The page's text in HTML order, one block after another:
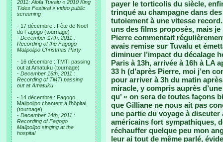
2011: Alofa Tuvalu « 2010 King
Tides Festival » video public
screening
- 17 décembre : Fête de Noël
du Fagogo (tournage)
- December 17th, 2011 :
Recording of the Fagogo
Malipolipo Christmas Party
- 16 décembre : TMTI passing
out at Amatuku (tournage)
- December 16th, 2011 :
Recording of TMTI passing
out at Amatuku
- 14 décembre : Fagogo
Malipolipo chantent à l'hôpital
(tournage)
- December 14th, 2011 :
Recording of Fagogo
Malipolipo singing at the
hospital
payer le torticolis du siècle,
trinqué au champagne dans
tutoiement à une vitesse
uns des films proposés, mais
Pierre commentait
avais remise sur Tuvalu et
diminuer l’impact du décalage
Paris à 13h, arrivée à 16h à LA
33 h (d’après Pierre, moi j’en
pour arriver à 3h du matin
miracle, y compris auprès
qu’ « on sera de toutes façons
que Gilliane ne nous ait pas
une partie du voyage à
américains fort sympathiques,
réchauffer quelque peu mon
leur ai tout de même parlé,